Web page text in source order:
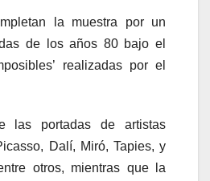
la muestra por un
de los años 80 bajo el
realizadas por el
las portadas de artistas
Dalí, Miró, Tapies, y
otros, mientras que la